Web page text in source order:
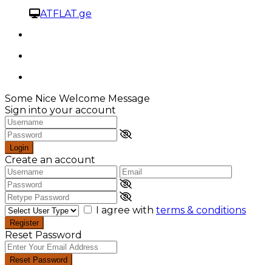
ATFLAT.ge
Some Nice Welcome Message
Sign into your account
Login
Create an account
I agree with terms & conditions
Register
Reset Password
Reset Password